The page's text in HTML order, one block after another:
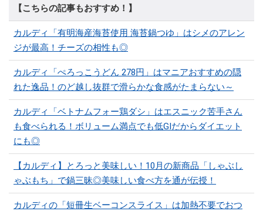
【こちらの記事もおすすめ！】
カルディ「有明海産海苔使用 海苔鍋つゆ」はシメのアレン
ジが最高！チーズの相性も◎
カルディ「ぺろっこうどん 278円」はマニアおすすめの隠
れた逸品！のど越し抜群で滑らかな食感がたまらない～
カルディ「ベトナムフォー鶏ダシ」はエスニック苦手さん
も食べられる！ボリューム満点でも低GIだからダイエット
にも◎
【カルディ】とろっと美味しい！10月の新商品「しゃぶし
ゃぶもち」で鍋三昧◎美味しい食べ方を通が伝授！
カルディの「短冊生ベーコンスライス」は加熱不要でおつ